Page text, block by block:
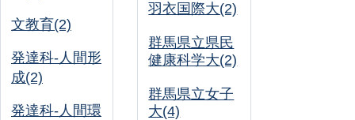
文教育(2)
発達科-人間形
成(2)
発達科-人間環
羽衣国際大(2)
群馬県立県民
健康科学大(2)
群馬県立女子
大(4)